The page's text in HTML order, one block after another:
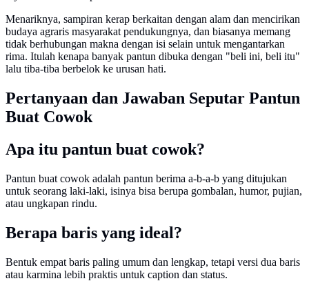
Menariknya, sampiran kerap berkaitan dengan alam dan mencirikan
budaya agraris masyarakat pendukungnya, dan biasanya memang
tidak berhubungan makna dengan isi selain untuk mengantarkan
rima. Itulah kenapa banyak pantun dibuka dengan "beli ini, beli itu"
lalu tiba-tiba berbelok ke urusan hati.
Pertanyaan dan Jawaban Seputar Pantun
Buat Cowok
Apa itu pantun buat cowok?
Pantun buat cowok adalah pantun berima a-b-a-b yang ditujukan
untuk seorang laki-laki, isinya bisa berupa gombalan, humor, pujian,
atau ungkapan rindu.
Berapa baris yang ideal?
Bentuk empat baris paling umum dan lengkap, tetapi versi dua baris
atau karmina lebih praktis untuk caption dan status.